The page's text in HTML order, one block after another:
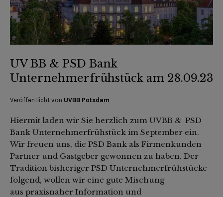
UV BB & PSD Bank
Unternehmerfrühstück am 28.09.23
Veröffentlicht von UVBB Potsdam
Hiermit laden wir Sie herzlich zum UVBB & PSD
Bank Unternehmerfrühstück im September ein.
Wir freuen uns, die PSD Bank als Firmenkunden
Partner und Gastgeber gewonnen zu haben. Der
Tradition bisheriger PSD Unternehmerfrühstücke
folgend, wollen wir eine gute Mischung
aus praxisnaher Information und